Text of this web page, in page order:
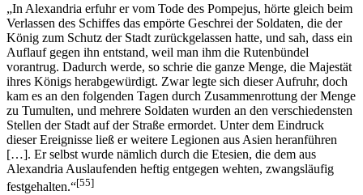
„In Alexandria erfuhr er vom Tode des Pompejus, hörte gleich beim
Verlassen des Schiffes das empörte Geschrei der Soldaten, die der
König zum Schutz der Stadt zurückgelassen hatte, und sah, dass ein
Auflauf gegen ihn entstand, weil man ihm die Rutenbündel
vorantrug. Dadurch werde, so schrie die ganze Menge, die Majestät
ihres Königs herabgewürdigt. Zwar legte sich dieser Aufruhr, doch
kam es an den folgenden Tagen durch Zusammenrottung der Menge
zu Tumulten, und mehrere Soldaten wurden an den verschiedensten
Stellen der Stadt auf der Straße ermordet. Unter dem Eindruck
dieser Ereignisse ließ er weitere Legionen aus Asien heranführen
[…]. Er selbst wurde nämlich durch die Etesien, die dem aus
Alexandria Auslaufenden heftig entgegen wehten, zwangsläufig
festgehalten.“[55]